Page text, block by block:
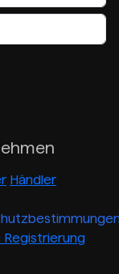
Händler
Registrierung